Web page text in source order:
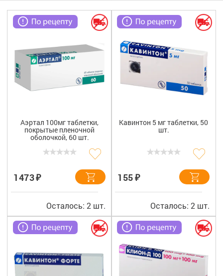
Изделия медицинского назначения
Планирование семьи
Медтехника
Оптика
Мама и малыш
Витамины
Скидки и акции
8 800 775 00 39 Вакансии
Аэртал 100мг таблетки,
покрытые пленочной
оболочкой, 60 шт.
1473₽
Осталось: 2 шт.
Кавинтон 5 мг таблетки, 50
шт.
155₽
Осталось: 2 шт.